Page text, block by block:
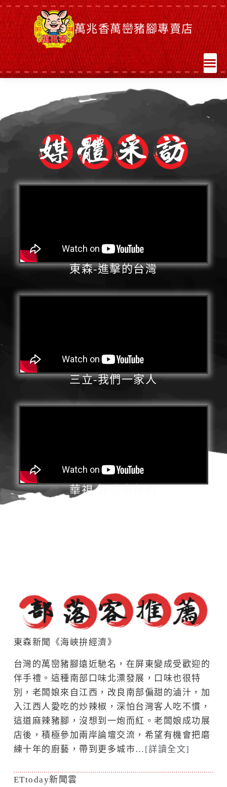
萬兆香萬巒豬腳專賣店
東森-進擊的台灣
三立-我們一家人
華視-好吃夯仔內
東森新聞《海峽拚經濟》
台灣的萬巒豬腳遠近馳名，在屏東變成受歡迎的
伴手禮。這種南部口味北漂發展，口味也很特
別，老闆娘來自江西，改良南部偏甜的滷汁，加
入江西人愛吃的炒辣椒，深怕台灣客人吃不慣，
這道麻辣豬腳，沒想到一炮而紅。老闆娘成功展
店後，積極參加兩岸論壇交流，希望有機會把磨
練十年的廚藝，帶到更多城市… [詳讀全文]
ETtoday新聞雲